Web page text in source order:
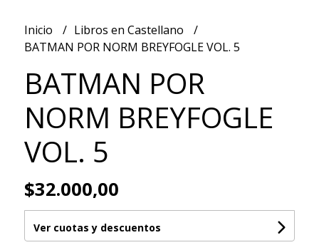
Inicio
Libros en Castellano
BATMAN POR NORM BREYFOGLE VOL. 5
BATMAN POR
NORM BREYFOGLE
VOL. 5
$32.000,00
Ver cuotas y descuentos